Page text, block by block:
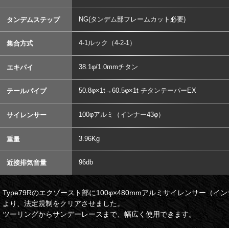
タンデムステップ NG(タンデム部フレームカット必要)
集合方式 4-1ルック（4-2-1）
エキパイ 38.1φ/1.0mmチタン
テールパイプ 50.8φ×1t→60.5φ×1t チタンテーパーEX
サイレンサー 100φアルミ（インナー43φ）
重量 3.96Kg
近接排気音量 96db
Type79Rのエクゾースト部に100φ×480mmアルミサイレンサー（イ
より、法定規制をクリアさせました。
ツーリングからサンデーレースまで、幅広く使用できます。